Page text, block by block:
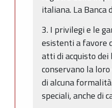
italiana. La
3. I privilegi e le
esistenti a favore
atti di acquisto
conservano la
di alcuna
speciali, anche di